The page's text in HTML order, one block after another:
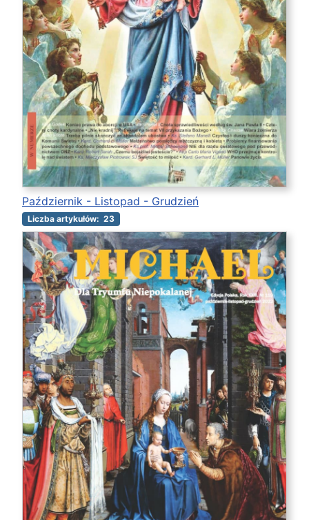
Październik - Listopad - Grudzień
Liczba artykułów: 23